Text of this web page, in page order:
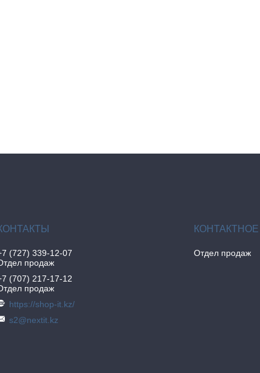
(727) 339-12-07
продаж
(707) 217-17-12
продаж
https://shop-it.kz/
s2@nextit.kz
Отдел продаж